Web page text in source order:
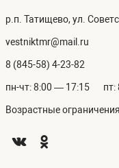
р.п. Татищево, ул.
vestniktmr@mail.ru
8 (845-58) 4-23-82
пн-чт: 8:00 — 17:15
Возрастные